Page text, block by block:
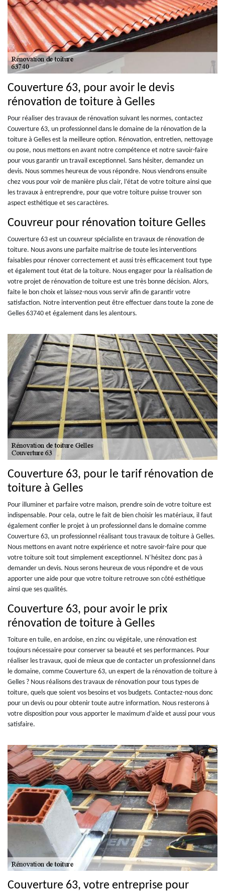
Couverture 63, pour avoir le devis
rénovation de toiture à Gelles
Pour réaliser des travaux de rénovation suivant les normes, contactez
Couverture 63, un professionnel dans le domaine de la rénovation de la
toiture à Gelles est la meilleure option. Rénovation, entretien, nettoyage
ou pose, nous mettons en avant notre compétence et notre savoir-faire
pour vous garantir un travail exceptionnel. Sans hésiter, demandez un
devis. Nous sommes heureux de vous répondre. Nous viendrons ensuite
chez vous pour voir de manière plus clair, l’état de votre toiture ainsi que
les travaux à entreprendre, pour que votre toiture puisse trouver son
aspect esthétique et ses caractères.
Couvreur pour rénovation toiture Gelles
Couverture 63 est un couvreur spécialiste en travaux de rénovation de
toiture. Nous avons une parfaite maitrise de toute les interventions
faisables pour rénover correctement et aussi très efficacement tout type
et également tout état de la toiture. Nous engager pour la réalisation de
votre projet de rénovation de toiture est une très bonne décision. Alors,
faite le bon choix et laissez-nous vous servir afin de garantir votre
satisfaction. Notre intervention peut être effectuer dans toute la zone de
Gelles 63740 et également dans les alentours.
Couverture 63, pour le tarif rénovation de
toiture à Gelles
Pour illuminer et parfaire votre maison, prendre soin de votre toiture est
indispensable. Pour cela, outre le fait de bien choisir les matériaux, il faut
également confier le projet à un professionnel dans le domaine comme
Couverture 63, un professionnel réalisant tous travaux de toiture à Gelles.
Nous mettons en avant notre expérience et notre savoir-faire pour que
votre toiture soit tout simplement exceptionnel. N’hésitez donc pas à
demander un devis. Nous serons heureux de vous répondre et de vous
apporter une aide pour que votre toiture retrouve son côté esthétique
ainsi que ses qualités.
Couverture 63, pour avoir le prix
rénovation de toiture à Gelles
Toiture en tuile, en ardoise, en zinc ou végétale, une rénovation est
toujours nécessaire pour conserver sa beauté et ses performances. Pour
réaliser les travaux, quoi de mieux que de contacter un professionnel dans
le domaine, comme Couverture 63, un expert de la rénovation de toiture à
Gelles ? Nous réalisons des travaux de rénovation pour tous types de
toiture, quels que soient vos besoins et vos budgets. Contactez-nous donc
pour un devis ou pour obtenir toute autre information. Nous resterons à
votre disposition pour vous apporter le maximum d’aide et aussi pour vous
satisfaire.
Couverture 63, votre entreprise pour